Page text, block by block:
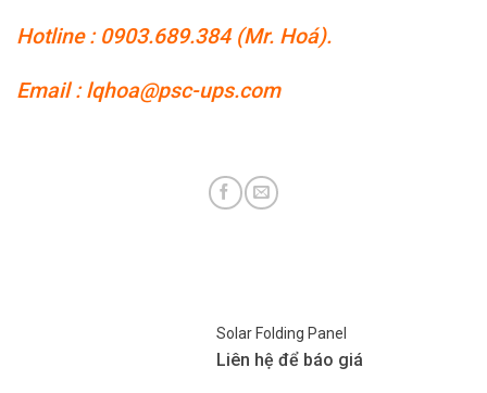
Hotline : 0903.689.384 (Mr. Hoá).
Email : lqhoa@psc-ups.com
Solar Folding Panel
Liên hệ để báo giá